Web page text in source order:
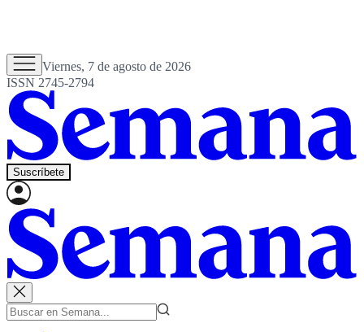
Viernes, 7 de agosto de 2026
ISSN 2745-2794
Suscríbete